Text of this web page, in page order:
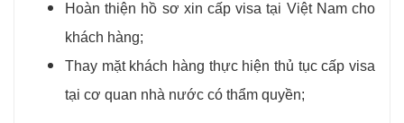
Hoàn thiện hồ sơ xin cấp visa tại Việt Nam cho
khách hàng;
Thay mặt khách hàng thực hiện thủ tục cấp visa
tại cơ quan nhà nước có thẩm quyền;